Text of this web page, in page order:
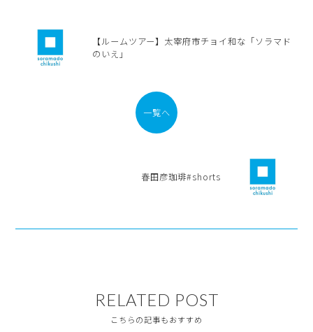
【ルームツアー】太宰府市チョイ和な「ソラマド
のいえ」
一覧へ
春田彦珈琲#shorts
RELATED POST
こちらの記事もおすすめ